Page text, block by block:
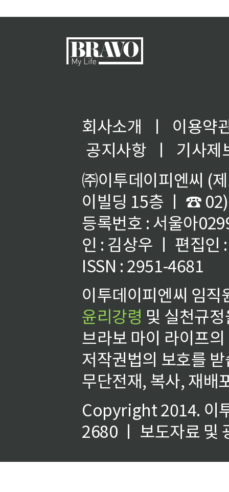
회사소개 ㅣ
이용약
공지사항
ㅣ
기사제
㈜이투데이피엔씨 (
이빌딩 15층 ㅣ ☎
등록번호 : 서울아
인 : 김상우 ㅣ 편집인
ISSN : 2951-4681
이투데이피엔씨 임
윤리강령 및 실천규
브라보 마이 라이프
저작권법의 보호를
무단전재, 복사, 재배
Copyright 2014. 이
2680 ㅣ 보도자료